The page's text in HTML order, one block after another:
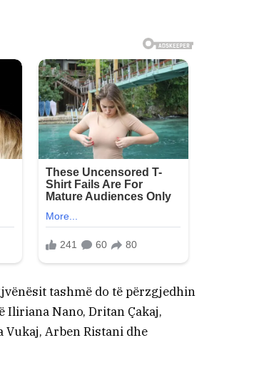
tashmë do të përzgjedhin
Iliriana Nano, Dritan Çakaj,
Vukaj, Arben Ristani dhe